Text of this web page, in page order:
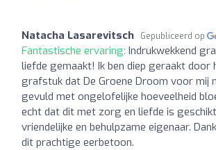
Natacha Lasarevitsch Gepubliceerd op
Fantastische ervaring: Indrukwekkend
liefde gemaakt! Ik ben diep geraakt door
grafstuk dat De Groene Droom voor mij
gevuld met ongelofelijke hoeveelheid
echt dat dit met zorg en liefde is
vriendelijke en behulpzame eigenaar.
dit prachtige eerbetoon.